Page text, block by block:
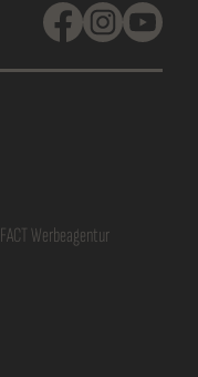
FACT Werbeagentur